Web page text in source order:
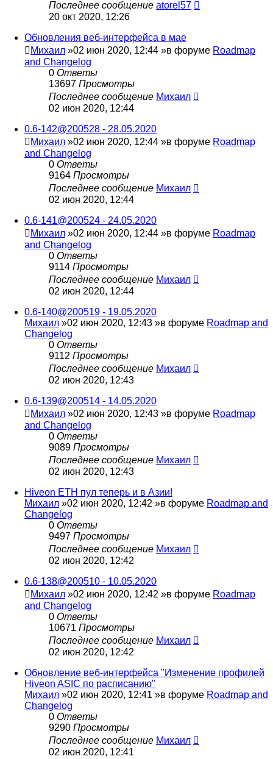
Последнее сообщение atorel57
20 окт 2020, 12:26
Обновления веб-интерфейса в мае
Михаил »02 июн 2020, 12:44 »в форуме Roadmap
and Changelog
0 Ответы
13697 Просмотры
Последнее сообщение Михаил
02 июн 2020, 12:44
0.6-142@200528 - 28.05.2020
Михаил »02 июн 2020, 12:44 »в форуме Roadmap
and Changelog
0 Ответы
9164 Просмотры
Последнее сообщение Михаил
02 июн 2020, 12:44
0.6-141@200524 - 24.05.2020
Михаил »02 июн 2020, 12:44 »в форуме Roadmap
and Changelog
0 Ответы
9114 Просмотры
Последнее сообщение Михаил
02 июн 2020, 12:44
0.6-140@200519 - 19.05.2020
Михаил »02 июн 2020, 12:43 »в форуме Roadmap and
Changelog
0 Ответы
9112 Просмотры
Последнее сообщение Михаил
02 июн 2020, 12:43
0.6-139@200514 - 14.05.2020
Михаил »02 июн 2020, 12:43 »в форуме Roadmap
and Changelog
0 Ответы
9089 Просмотры
Последнее сообщение Михаил
02 июн 2020, 12:43
Hiveon ETH пул теперь и в Азии!
Михаил »02 июн 2020, 12:42 »в форуме Roadmap and
Changelog
0 Ответы
9497 Просмотры
Последнее сообщение Михаил
02 июн 2020, 12:42
0.6-138@200510 - 10.05.2020
Михаил »02 июн 2020, 12:42 »в форуме Roadmap
and Changelog
0 Ответы
10671 Просмотры
Последнее сообщение Михаил
02 июн 2020, 12:42
Обновление веб-интерфейса "Изменение профилей
Hiveon ASIC по расписанию"
Михаил »02 июн 2020, 12:41 »в форуме Roadmap and
Changelog
0 Ответы
9290 Просмотры
Последнее сообщение Михаил
02 июн 2020, 12:41